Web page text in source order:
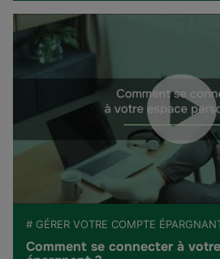
# GÉRER VOTRE COMPTE
Comment se connecter à